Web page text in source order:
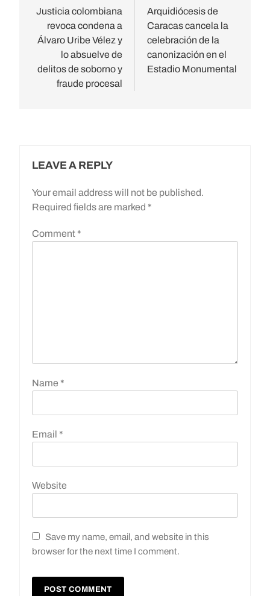
navigation
Justicia colombiana
revoca condena a
Álvaro Uribe Vélez y
lo absuelve de
delitos de soborno y
fraude procesal
Arquidiócesis de
Caracas cancela la
celebración de la
canonización en el
Estadio Monumental
LEAVE A REPLY
Your email address will not be published.
Required fields are marked *
Comment *
Name *
Email *
Website
Save my name, email, and website in this
browser for the next time I comment.